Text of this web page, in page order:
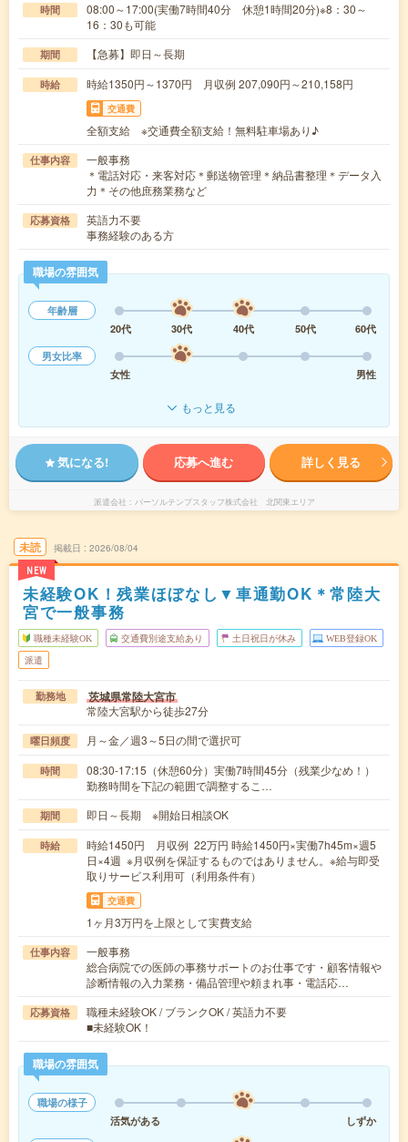
時間
08:00～17:00(実働7時間40分 休憩1時間20分)※8：30～
16：30も可能
期間 【急募】即日～長期
時給 時給1350円～1370円 月収例 207,090円～210,158円
交通費
全額支給 ※交通費全額支給！無料駐車場あり♪
仕事内容
一般事務
＊電話対応・来客対応＊郵送物管理＊納品書整理＊データ入
力＊その他庶務業務など
応募資格
英語力不要
事務経験のある方
職場の雰囲気
年齢層
20代
30代 40代 50代
60代
男女比率
女性
男性
もっと見る
気になる! 応募へ進む 詳しく見る
派遣会社 パーソルテンプスタッフ株式会社 北関東エリア
未読
NEW
掲載日 2026/08/04
未経験OK！残業ほぼなし▼車通勤OK＊常陸大
宮で一般事務
職種未経験OK 交通費別途支給あり 土日祝日が休み WEB登録OK
派遣
勤務地 茨城県常陸大宮市
常陸大宮駅から徒歩27分
曜日頻度 月～金／週3～5日の間で選択可
時間
08:30-17:15（休憩60分）実働7時間45分（残業少なめ！）
勤務時間を下記の範囲で調整するこ…
期間 即日～長期 ※開始日相談OK
時給
時給1450円 月収例 22万円 時給1450円×実働7h45m×週5
日×4週 ※月収例を保証するものではありません。※給与即受
取りサービス利用可（利用条件有）
交通費
1ヶ月3万円を上限として実費支給
仕事内容
一般事務
総合病院での医師の事務サポートのお仕事です・顧客情報や
診断情報の入力業務・備品管理や頼まれ事・電話応…
応募資格
職種未経験OK / ブランクOK / 英語力不要
■未経験OK！
職場の雰囲気
職場の様子
活気がある
しずか